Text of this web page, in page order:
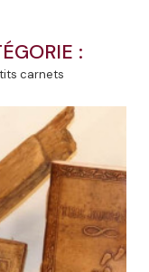
:
carnets